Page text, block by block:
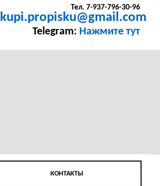
Тел. 7-937-796-30-96
kupi.propisku@gmail.com
Telegram: Нажмите тут
КОНТАКТЫ